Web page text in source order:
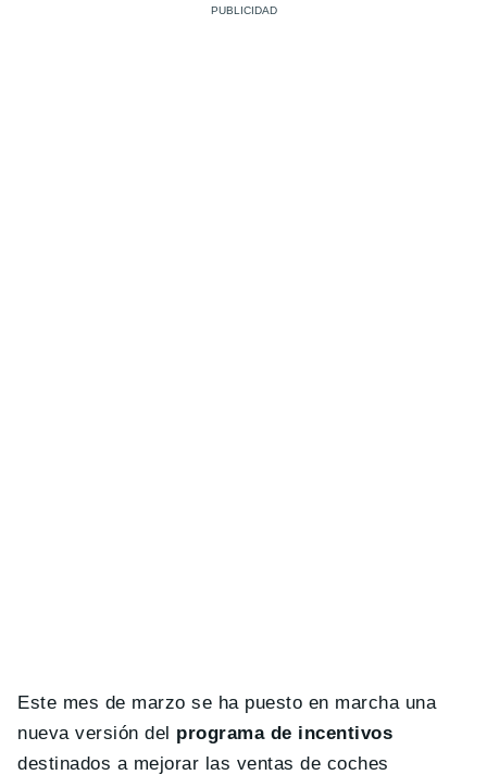
Este mes de marzo se ha puesto en marcha una
nueva versión del programa de incentivos
destinados a mejorar las ventas de coches